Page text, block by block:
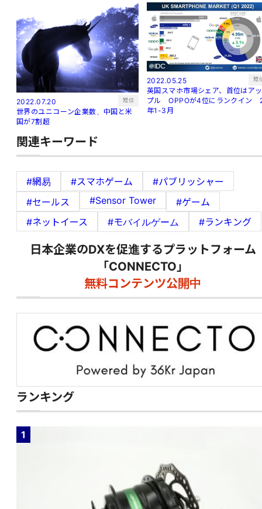
2022.07.20 短信
世界のユニコーン企業数、中国と米
国が7割超
2022.05.25 短
英国スマホ市場シェア、首位はアッ
プル OPPOが4位にランクイン
年1-3月
関連キーワード
#網易 #スマホゲーム
#パブリッシャー
#セールス
#Sensor Tower
#ゲーム
#ネットイース
#モバイルゲーム #ランキング
日本企業のDXを促進するプラットフォーム
「CONNECTO」
無料コンテンツ公開中
ランキング
1